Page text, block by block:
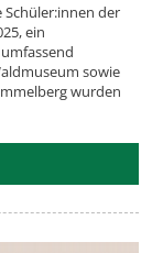
der
ein
sowie
wurden